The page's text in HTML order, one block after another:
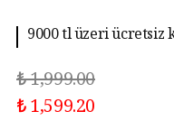
9000 tl üzeri ücretsiz
₺ 1,999.00
₺ 1,599.20